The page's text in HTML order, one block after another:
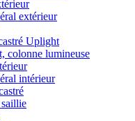
extérieur
Uplight
colonne lumineuse
intérieur